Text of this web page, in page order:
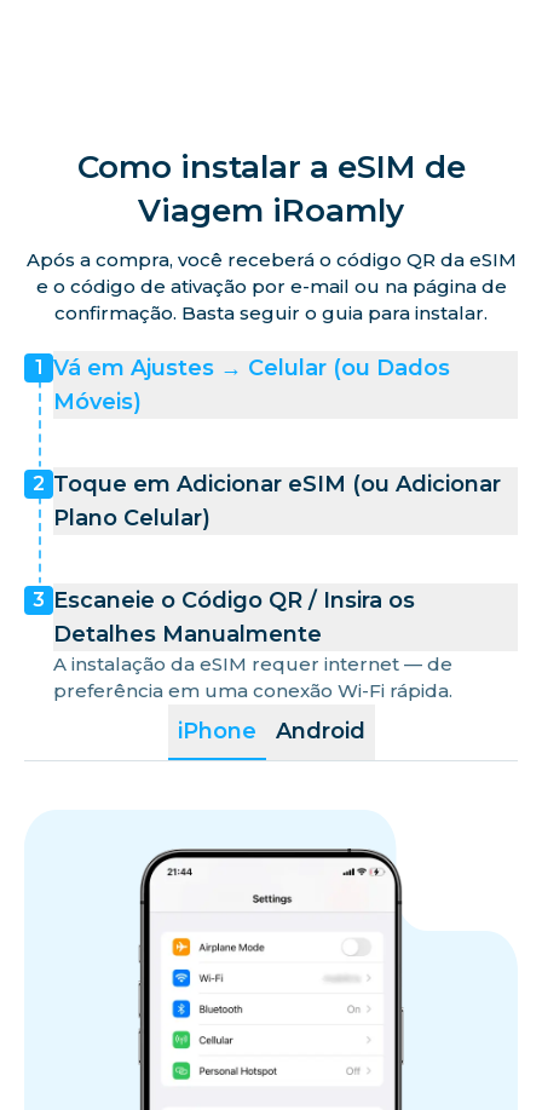
Como instalar a eSIM de
Viagem iRoamly
Após a compra, você receberá o código QR da eSIM
e o código de ativação por e-mail ou na página de
confirmação. Basta seguir o guia para instalar.
iPhone Android
1 Vá em Ajustes → Celular (ou Dados
Móveis)
2 Toque em Adicionar eSIM (ou Adicionar
Plano Celular)
3 Escaneie o Código QR / Insira os
Detalhes Manualmente
A instalação da eSIM requer internet — de
preferência em uma conexão Wi-Fi rápida.